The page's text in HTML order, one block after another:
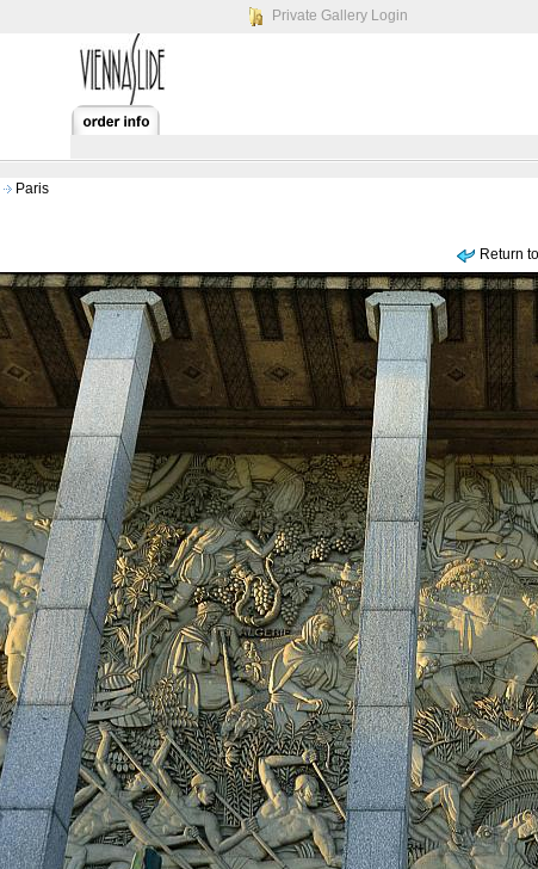
Private Gallery Login
Paris
Return